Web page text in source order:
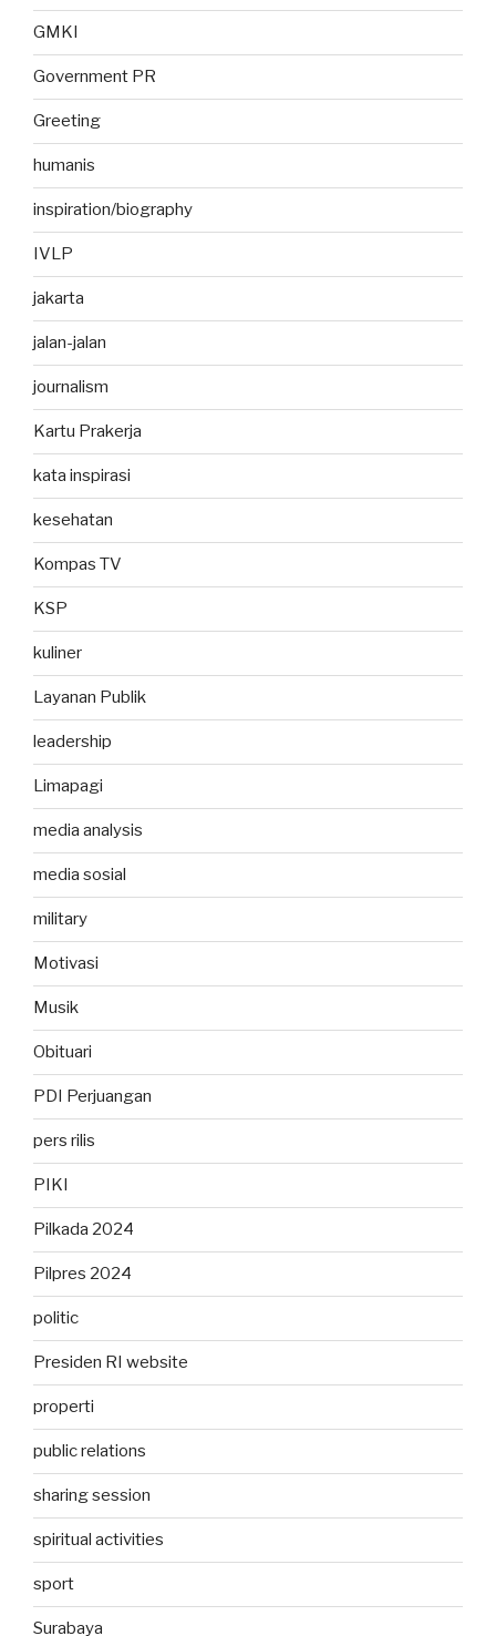
GMKI
Government PR
Greeting
humanis
inspiration/biography
IVLP
jakarta
jalan-jalan
journalism
Kartu Prakerja
kata inspirasi
kesehatan
Kompas TV
KSP
kuliner
Layanan Publik
leadership
Limapagi
media analysis
media sosial
military
Motivasi
Musik
Obituari
PDI Perjuangan
pers rilis
PIKI
Pilkada 2024
Pilpres 2024
politic
Presiden RI website
properti
public relations
sharing session
spiritual activities
sport
Surabaya